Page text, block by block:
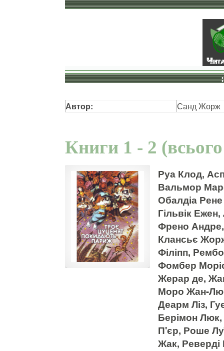
Автор: Санд Жорж
Книги 1 - 2
Руа Клод,
Вальмор
Обалдіа
Гільвік
Френо
Клансьє
Філіпп,
Фомбер
Жерар де,
Моро Жан-
Деарм Ліз,
Берімон
П'єр, Роше
Жак,